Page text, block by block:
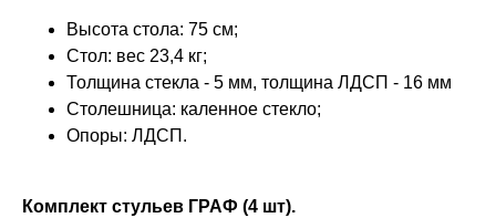
Высота стола: 75 см;
Стол: вес 23,4 кг;
Толщина стекла - 5 мм, толщина ЛДСП - 16 мм
Столешница: каленное стекло;
Опоры: ЛДСП.
Комплект стульев ГРАФ (4 шт).